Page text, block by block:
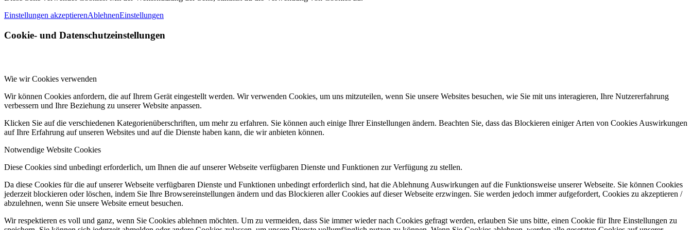
Einstellungen akzeptierenAblehnenEinstellungen
Cookie- und Datenschutzeinstellungen
Wie wir Cookies verwenden
Wir können Cookies anfordern, die auf Ihrem Gerät eingestellt werden. Wir verwenden Cookies, um uns mitzuteilen, wenn Sie unsere Websites besuchen, wie Sie mit uns interagieren, Ihre Nutzererfahrung
verbessern und Ihre Beziehung zu unserer Website anpassen.
Klicken Sie auf die verschiedenen Kategorienüberschriften, um mehr zu erfahren. Sie können auch einige Ihrer Einstellungen ändern. Beachten Sie, dass das Blockieren einiger Arten von Cookies Auswirkungen
auf Ihre Erfahrung auf unseren Websites und auf die Dienste haben kann, die wir anbieten können.
Notwendige Website Cookies
Diese Cookies sind unbedingt erforderlich, um Ihnen die auf unserer Webseite verfügbaren Dienste und Funktionen zur Verfügung zu stellen.
Da diese Cookies für die auf unserer Webseite verfügbaren Dienste und Funktionen unbedingt erforderlich sind, hat die Ablehnung Auswirkungen auf die Funktionsweise unserer Webseite. Sie können Cookies
jederzeit blockieren oder löschen, indem Sie Ihre Browsereinstellungen ändern und das Blockieren aller Cookies auf dieser Webseite erzwingen. Sie werden jedoch immer aufgefordert, Cookies zu akzeptieren /
abzulehnen, wenn Sie unsere Website erneut besuchen.
Wir respektieren es voll und ganz, wenn Sie Cookies ablehnen möchten. Um zu vermeiden, dass Sie immer wieder nach Cookies gefragt werden, erlauben Sie uns bitte, einen Cookie für Ihre Einstellungen zu